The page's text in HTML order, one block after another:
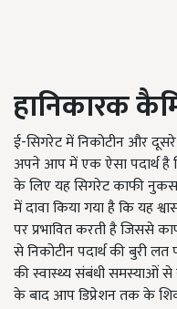
हानिकारक
ई-सिगरेट में निकोटीन और दूसरे
अपने आप में एक ऐसा पदार्थ है
के लिए यह सिगरेट काफी
में दावा किया गया है कि यह
पर प्रभावित करती है जिससे
से निकोटीन पदार्थ की बुरी
की स्वास्थ्य संबंधी समस्याओं से
के बाद आप डिप्रेशन तक के